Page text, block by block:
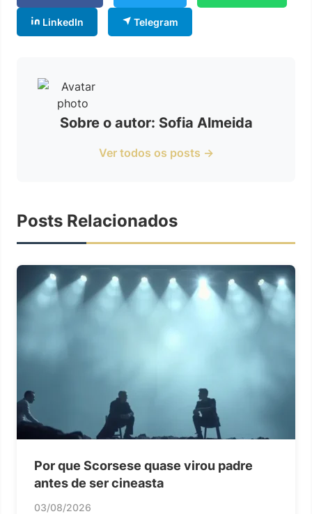
LinkedIn Telegram
Sobre o autor: Sofia Almeida
Ver todos os posts →
Posts Relacionados
Por que Scorsese quase virou padre
antes de ser cineasta
03/08/2026